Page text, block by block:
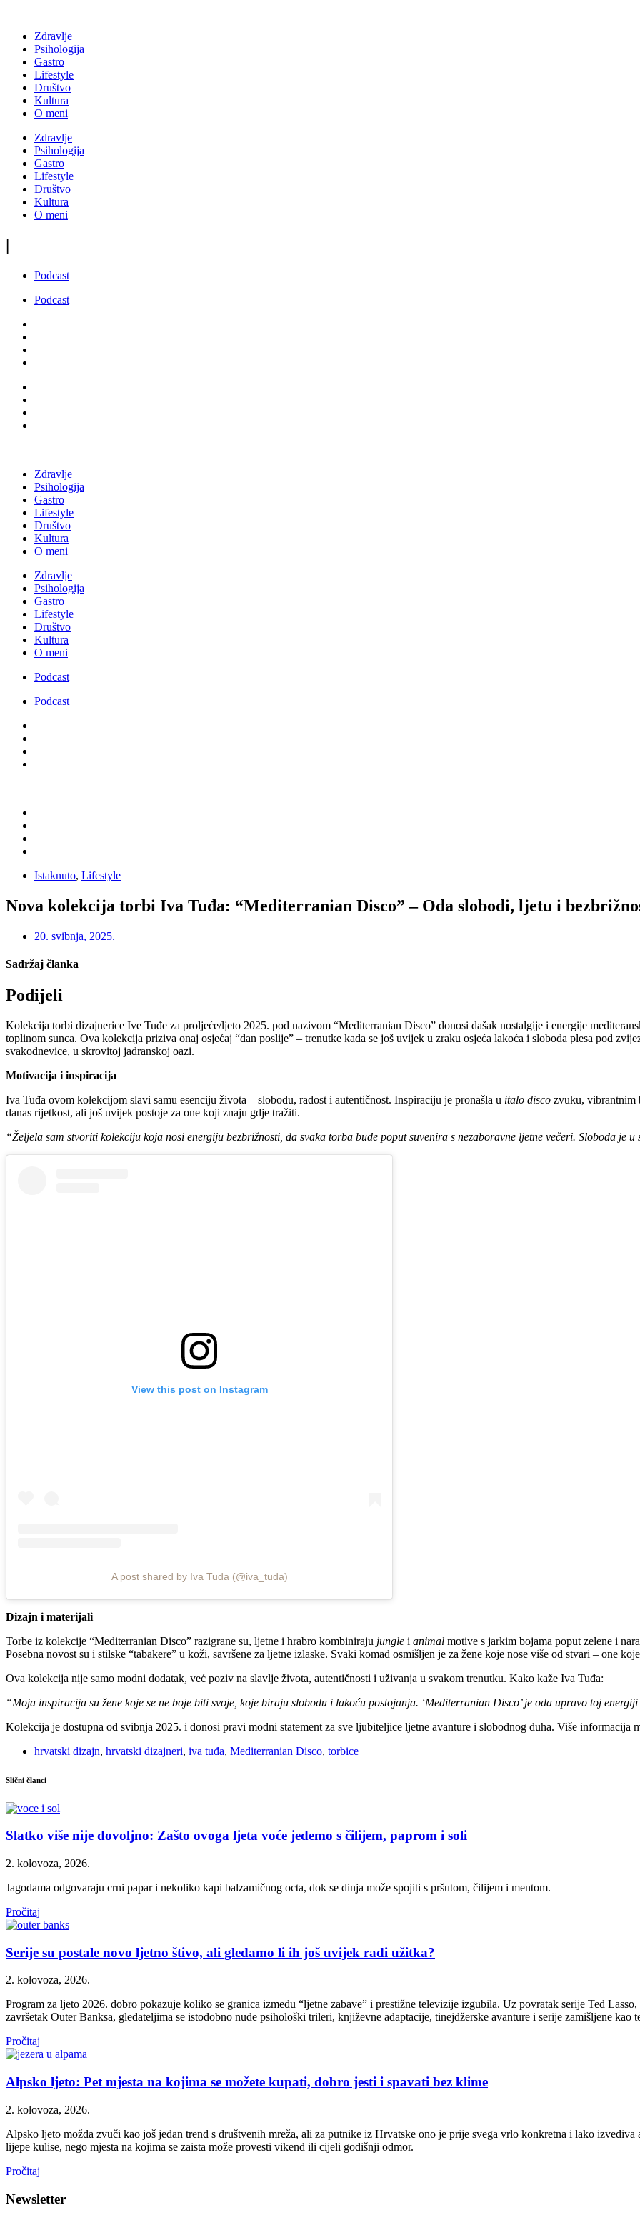
Zdravlje
Psihologija
Gastro
Lifestyle
Društvo
Kultura
O meni
Zdravlje
Psihologija
Gastro
Lifestyle
Društvo
Kultura
O meni
|
Podcast
Podcast
Zdravlje
Psihologija
Gastro
Lifestyle
Društvo
Kultura
O meni
Zdravlje
Psihologija
Gastro
Lifestyle
Društvo
Kultura
O meni
Podcast
Podcast
Istaknuto, Lifestyle
Nova kolekcija torbi Iva Tuđa: “Mediterranian Disco” – Oda slobodi, ljetu i
20. svibnja, 2025.
Sadržaj članka
Podijeli
Kolekcija torbi dizajnerice Ive Tuđe za proljeće/ljeto 2025. pod nazivom “Mediterranian Disco” donosi dašak nostalgije i energije
toplinom sunca. Ova kolekcija priziva onaj osjećaj “dan poslije” – trenutke kada se još uvijek u zraku osjeća lakoća i sloboda plesa pod
svakodnevice, u skrovitoj jadranskoj oazi.
Motivacija i inspiracija
Iva Tuđa ovom kolekcijom slavi samu esenciju života – slobodu, radost i autentičnost. Inspiraciju je pronašla u italo disco zvuku, vibrantnim
danas rijetkost, ali još uvijek postoje za one koji znaju gdje tražiti.
“Željela sam stvoriti kolekciju koja nosi energiju bezbrižnosti, da svaka torba bude poput suvenira s nezaboravne ljetne večeri. Sloboda je
View this post on Instagram
A post shared by Iva Tuđa (@iva_tuda)
Dizajn i materijali
Torbe iz kolekcije “Mediterranian Disco” razigrane su, ljetne i hrabro kombiniraju jungle i animal motive s jarkim bojama poput zelene i
Posebna novost su i stilske “tabakere” u koži, savršene za ljetne izlaske. Svaki komad osmišljen je za žene koje nose više od stvari – one
Ova kolekcija nije samo modni dodatak, već poziv na slavlje života, autentičnosti i uživanja u svakom trenutku. Kako kaže Iva Tuđa:
“Moja inspiracija su žene koje se ne boje biti svoje, koje biraju slobodu i lakoću postojanja. ‘Mediterranian Disco’ je oda upravo toj
Kolekcija je dostupna od svibnja 2025. i donosi pravi modni statement za sve ljubiteljice ljetne avanture i slobodnog duha. Više informacija
hrvatski dizajn, hrvatski dizajneri, iva tuđa, Mediterranian Disco, torbice
Slični članci
Slatko više nije dovoljno: Zašto ovoga ljeta voće jedemo s čilijem, paprom i soli
2. kolovoza, 2026.
Jagodama odgovaraju crni papar i nekoliko kapi balzamičnog octa, dok se dinja može spojiti s pršutom, čilijem i mentom.
Pročitaj
Serije su postale novo ljetno štivo, ali gledamo li ih još uvijek radi užitka?
2. kolovoza, 2026.
Program za ljeto 2026. dobro pokazuje koliko se granica između “ljetne zabave” i prestižne televizije izgubila. Uz povratak serije Ted
završetak Outer Banksa, gledateljima se istodobno nude psihološki trileri, književne adaptacije, tinejdžerske avanture i serije zamišljene kao
Pročitaj
Alpsko ljeto: Pet mjesta na kojima se možete kupati, dobro jesti i spavati bez klime
2. kolovoza, 2026.
Alpsko ljeto možda zvuči kao još jedan trend s društvenih mreža, ali za putnike iz Hrvatske ono je prije svega vrlo konkretna i lako
lijepe kulise, nego mjesta na kojima se zaista može provesti vikend ili cijeli godišnji odmor.
Pročitaj
Newsletter